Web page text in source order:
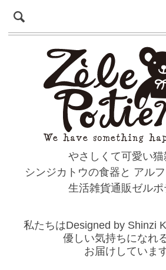
やさしくて可愛い猫
シンジカトウの食器と アル
生活雑貨通販ゼルポ
私たちはDesigned by Shinzi
優しい気持ちになれ
お届けしています